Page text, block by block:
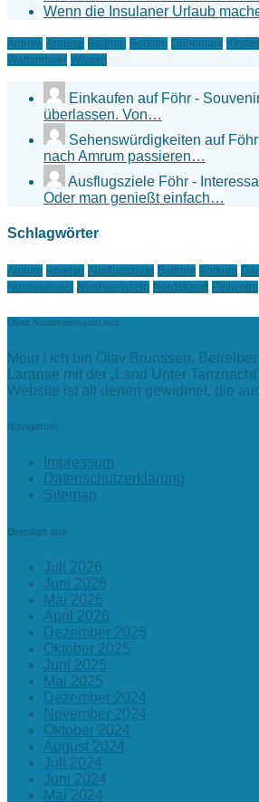
Wenn die Insulaner Urlaub
Amrum Anreise Baltrum Borkum Dänemark KInder
Wattenmeer Wissen
Einkaufen auf Föhr -
überlassen. Von…
Sehenswürdigkeiten auf
nach Amrum passieren…
Ausflugsziele Föhr -
Oder man genießt einfach…
Schlagwörter
Amrum Anreise Ausflugsziele Baltrum Borkum
Nordseeinsel Nordseeinseln Nordstrand Pellworm
Über Nordseeinseln.net
Moin ! Ich bin Olav Brunssen,
Laramie mit der „Land Unter
Website ist all denen gewidmet, die
Navigation
Impressum
Datenschutzerklärung
Sitemap
Beiträge aus
Juli 2026
Juni 2026
Mai 2026
April 2026
Dezember 2025
Oktober 2025
Juni 2025
Mai 2025
Dezember 2024
November 2024
Oktober 2024
August 2024
Juli 2024
Juni 2024
Mai 2024